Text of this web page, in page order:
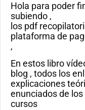
Hola para poder
subiendo ,
los pdf
plataforma de
,
En estos libro
blog , todos los
explicaciones
enunciados de
cursos